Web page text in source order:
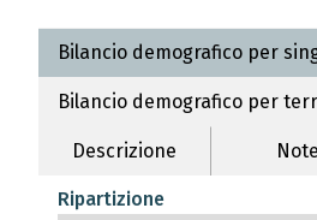
Bilancio demografico per
Bilancio demografico per
Descrizione Note
Ripartizione